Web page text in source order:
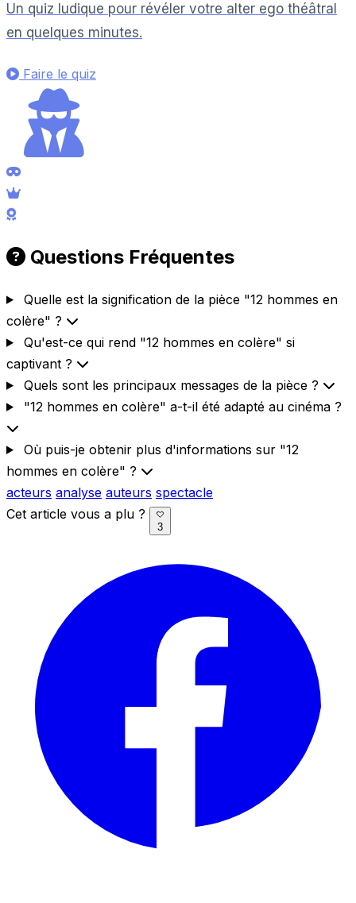
Un quiz ludique pour révéler votre alter ego théâtral
en quelques minutes.
Faire le quiz
Questions Fréquentes
Quelle est la signification de la pièce "12 hommes en
colère" ?
Qu'est-ce qui rend "12 hommes en colère" si
captivant ?
Quels sont les principaux messages de la pièce ?
"12 hommes en colère" a-t-il été adapté au cinéma ?
Où puis-je obtenir plus d'informations sur "12
hommes en colère" ?
acteurs analyse auteurs spectacle
Cet article vous a plu ?
3